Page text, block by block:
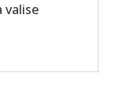
valise